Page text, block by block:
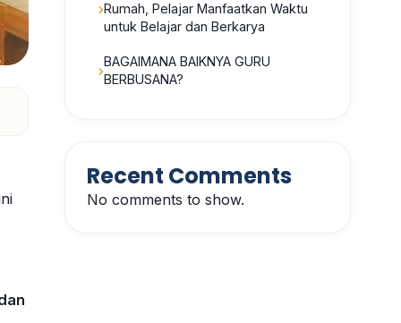
Rumah, Pelajar Manfaatkan Waktu
untuk Belajar dan Berkarya
BAGAIMANA BAIKNYA GURU
BERBUSANA?
Recent Comments
No comments to show.